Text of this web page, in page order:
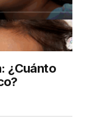
¿Cuánto